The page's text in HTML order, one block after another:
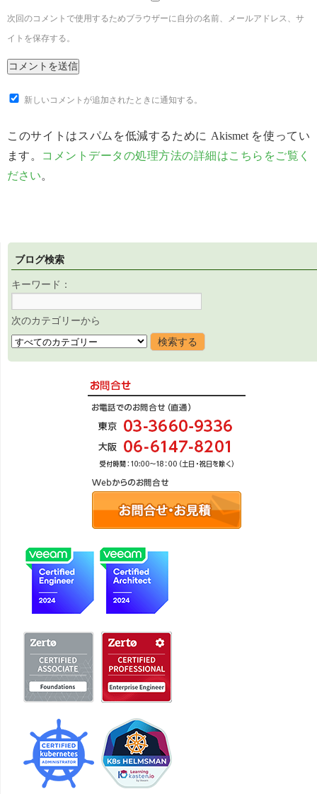
次回のコメントで使用するためブラウザーに自分の名前、メールアドレス、サ
イトを保存する。
新しいコメントが追加されたときに通知する。
このサイトはスパムを低減するために Akismet を使ってい
ます。 コメントデータの処理方法の詳細はこちらをご覧く
ださい。
ブログ検索
キーワード：
次のカテゴリーから